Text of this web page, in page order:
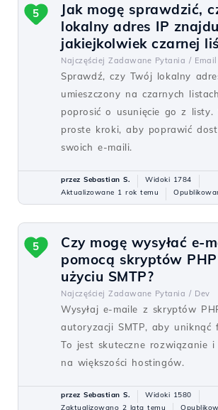
Jak mogę sprawdzić,
lokalny adres IP
jakiejkolwiek czarnej
Najczęściej Zadawane Pytania / Email
Sprawdź, czy Twój lokalny
umieszczony na czarnych
poprosić o usunięcie go z listy.
proste kroki, aby poprawić
swoich e-maili.
5
przez Sebastian S.
Widoki 1784
Aktualizowane 1 rok temu
Czy mogę wysyłać e-
pomocą skryptów
użyciu SMTP?
Najczęściej Zadawane Pytania / Dev
Wysyłaj e-maile z skryptów
autoryzacji SMTP, aby uniknąć
To jest skuteczne rozwiązanie i
na większości hostingów.
5
przez Sebastian S.
Widoki 1580
Zaktualizowano 2 lata temu